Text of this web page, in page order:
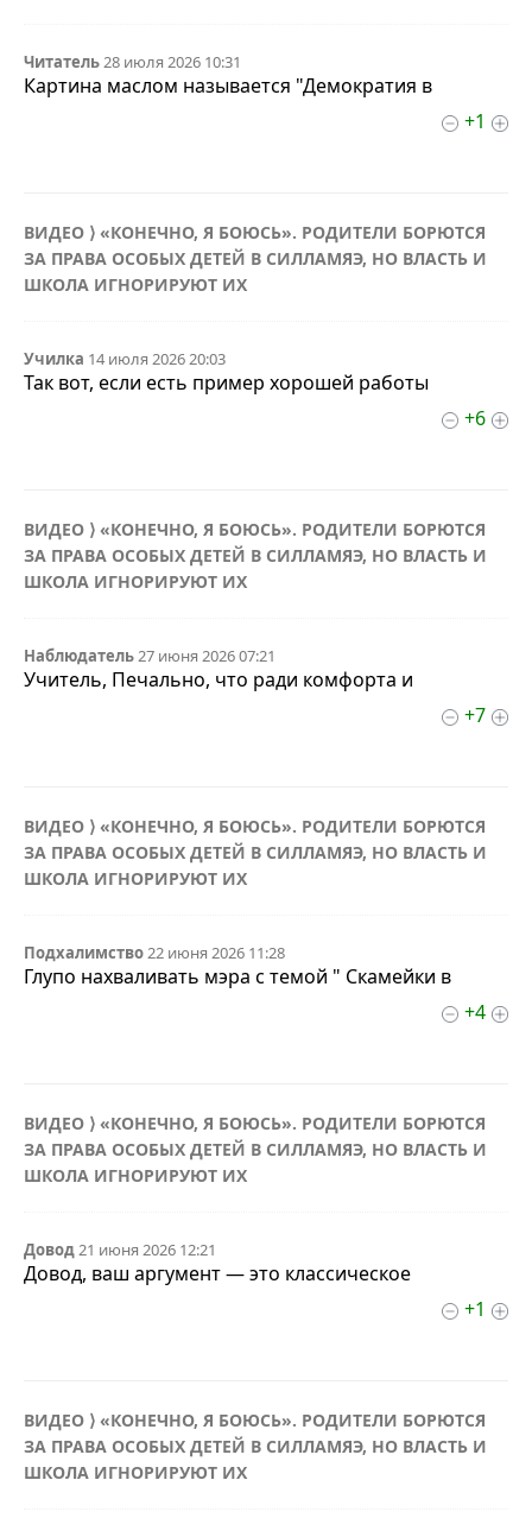
Читатель28 июля 2026 10:31
Картина маслом называется "Демократия в
+1
ВИДЕО ⟩ «КОНЕЧНО, Я БОЮСЬ». РОДИТЕЛИ БОРЮТСЯ
ЗА ПРАВА ОСОБЫХ ДЕТЕЙ В СИЛЛАМЯЭ, НО ВЛАСТЬ И
ШКОЛА ИГНОРИРУЮТ ИХ
Училка 14 июля 2026 20:03
Так вот, если есть пример хорошей работы
+6
ВИДЕО ⟩ «КОНЕЧНО, Я БОЮСЬ». РОДИТЕЛИ БОРЮТСЯ
ЗА ПРАВА ОСОБЫХ ДЕТЕЙ В СИЛЛАМЯЭ, НО ВЛАСТЬ И
ШКОЛА ИГНОРИРУЮТ ИХ
Наблюдатель27 июня 2026 07:21
Учитель, Печально, что ради комфорта и
+7
ВИДЕО ⟩ «КОНЕЧНО, Я БОЮСЬ». РОДИТЕЛИ БОРЮТСЯ
ЗА ПРАВА ОСОБЫХ ДЕТЕЙ В СИЛЛАМЯЭ, НО ВЛАСТЬ И
ШКОЛА ИГНОРИРУЮТ ИХ
Подхалимство22 июня 2026 11:28
Глупо нахваливать мэра с темой " Скамейки в
+4
ВИДЕО ⟩ «КОНЕЧНО, Я БОЮСЬ». РОДИТЕЛИ БОРЮТСЯ
ЗА ПРАВА ОСОБЫХ ДЕТЕЙ В СИЛЛАМЯЭ, НО ВЛАСТЬ И
ШКОЛА ИГНОРИРУЮТ ИХ
Довод21 июня 2026 12:21
Довод, ваш аргумент — это классическое
+1
ВИДЕО ⟩ «КОНЕЧНО, Я БОЮСЬ». РОДИТЕЛИ БОРЮТСЯ
ЗА ПРАВА ОСОБЫХ ДЕТЕЙ В СИЛЛАМЯЭ, НО ВЛАСТЬ И
ШКОЛА ИГНОРИРУЮТ ИХ